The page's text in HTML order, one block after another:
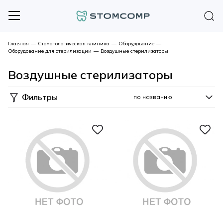
Главная — Стоматологическая клиника — Оборудование —
Оборудование для стерилизации — Воздушные стерилизаторы
Воздушные стерилизаторы
Фильтры